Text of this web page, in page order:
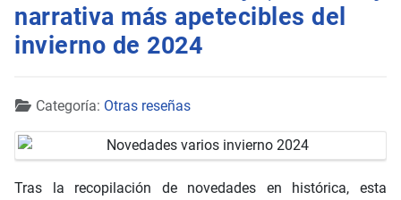
narrativa más apetecibles del
invierno de 2024
Detalles
Categoría: Otras reseñas
Tras la recopilación de novedades en histórica, esta